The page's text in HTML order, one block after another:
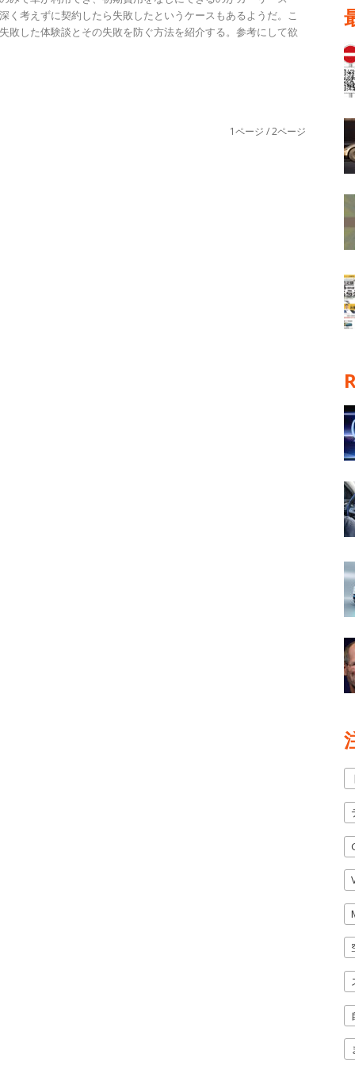
く考えずに契約したら失敗したというケースもあるようだ。こ
敗した体験談とその失敗を防ぐ方法を紹介する。参考にして欲
1ページ / 2ページ